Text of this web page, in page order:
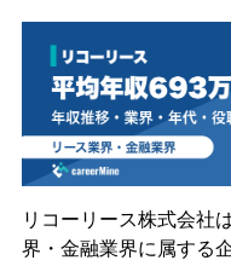
リコーリース株式会社
界・金融業界に属する